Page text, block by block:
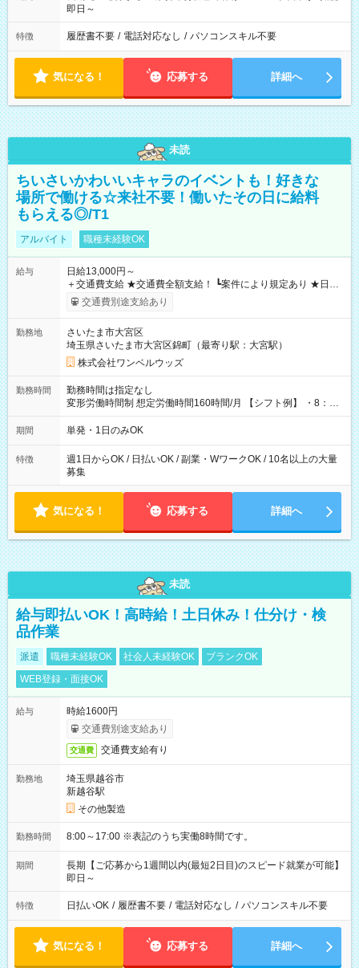
即日～
特徴 履歴書不要 / 電話対応なし / パソコンスキル不要
気になる！ 応募する 詳細へ
未読
ちいさいかわいいキャラのイベントも！好きな
場所で働ける☆来社不要！働いたその日に給料
もらえる◎/T1
アルバイト 職種未経験OK
給与
日給13,000円～
＋交通費支給 ★交通費全額支給！ ┗案件により規定あり ★日払
いOK！（規定あり） ┗働いたその日に現金GET♪ お仕事後はコ
ンビニATMから 日払い分を引き落とせます！ 【試用期間】試
交通費別途支給あり
勤務地
さいたま市大宮区
埼玉県さいたま市大宮区錦町（最寄り駅：大宮駅）
株式会社ワンベルウッズ
勤務時間
勤務時間は指定なし
変形労働時間制 想定労働時間160時間/月 【シフト例】 ・8：00
～21：00
期間 単発・1日のみOK
特徴
週1日からOK / 日払いOK / 副業・WワークOK / 10名以上の大量
募集
気になる！ 応募する 詳細へ
未読
給与即払いOK！高時給！土日休み！仕分け・検
品作業
派遣 職種未経験OK 社会人未経験OK
ブランクOK
WEB登録・面接OK
給与
時給1600円
交通費別途支給あり
交通費 交通費支給有り
勤務地
埼玉県越谷市
新越谷駅
その他製造
勤務時間 8:00～17:00 ※表記のうち実働8時間です。
期間
長期【ご応募から1週間以内(最短2日目)のスピード就業が可能】
即日～
特徴 日払いOK / 履歴書不要 / 電話対応なし / パソコンスキル不要
気になる！ 応募する 詳細へ